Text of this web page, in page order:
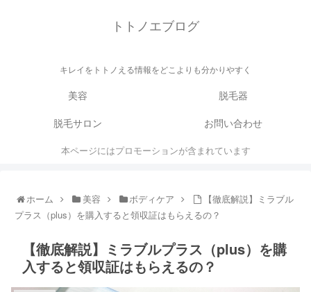
トトノエブログ
キレイをトトノえる情報をどこよりも分かりやすく
美容
脱毛器
脱毛サロン
お問い合わせ
本ページにはプロモーションが含まれています
ホーム 美容 ボディケア
【徹底解説】ミラブル
プラス（plus）を購入すると領収証はもらえるの？
【徹底解説】ミラブルプラス（plus）を購
入すると領収証はもらえるの？